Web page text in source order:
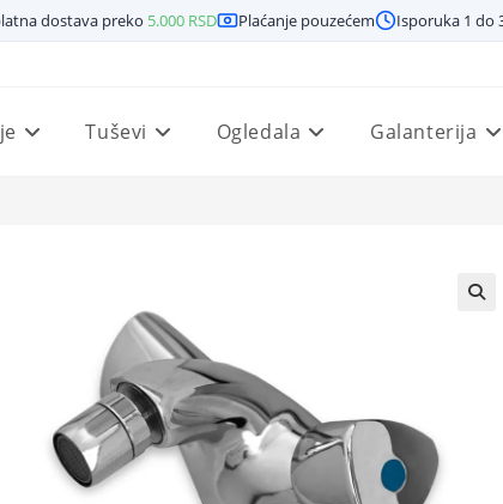
dostava preko 5.000 RSD Plaćanje pouzećem Isporuka 1 do
Tuševi Ogledala Galanterija